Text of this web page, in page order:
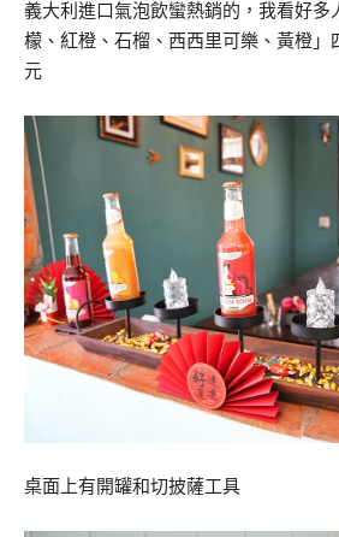
義大利進口氣泡飲蠻熱銷的，我看好多
檬、紅橙、石榴、西西里可樂、黃橙」
元
桌面上有開罐和切披薩工具